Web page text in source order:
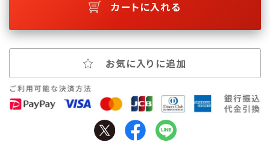
カートに入れる
お気に入りに追加